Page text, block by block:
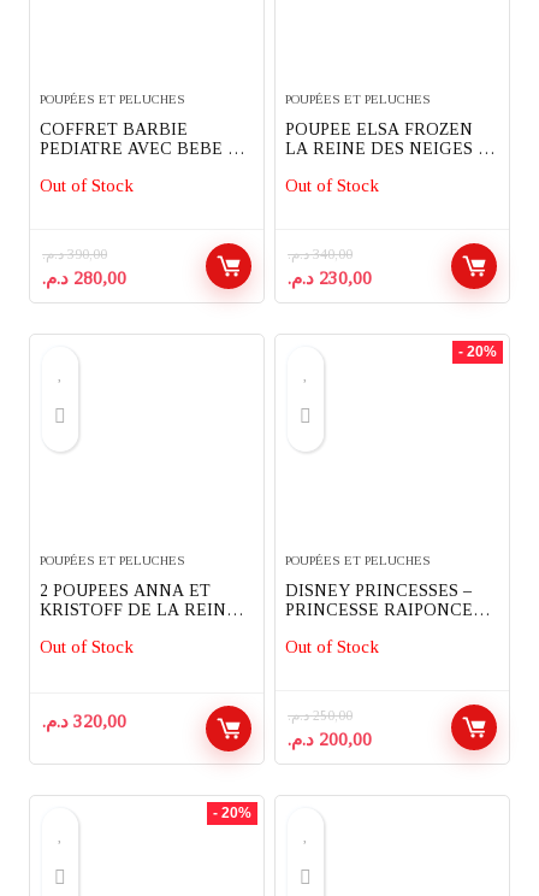
POUPÉES ET PELUCHES
COFFRET BARBIE
PEDIATRE AVEC BEBE ET
Out of Stock
390,00 د.م.
Le
prix
280,00 د.م.
Le
prix
POUPÉES ET PELUCHES
POUPEE ELSA FROZEN
LA REINE DES NEIGES 27
Out of Stock
340,00 د.م.
Le
prix
230,00 د.م.
Le
prix
POUPÉES ET PELUCHES
2 POUPEES ANNA ET
KRISTOFF DE LA REINE
Out of Stock
320,00 د.م.
- 20%
POUPÉES ET PELUCHES
DISNEY PRINCESSES –
PRINCESSE RAIPONCE
Out of Stock
250,00 د.م.
Le
prix
200,00 د.م.
Le
prix
- 20%